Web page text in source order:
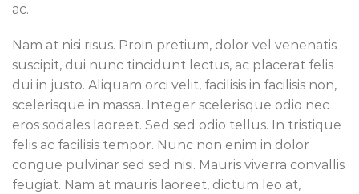
ac.
Nam at nisi risus. Proin pretium, dolor vel venenatis
suscipit, dui nunc tincidunt lectus, ac placerat felis
dui in justo. Aliquam orci velit, facilisis in facilisis non,
scelerisque in massa. Integer scelerisque odio nec
eros sodales laoreet. Sed sed odio tellus. In tristique
felis ac facilisis tempor. Nunc non enim in dolor
congue pulvinar sed sed nisi. Mauris viverra convallis
feugiat. Nam at mauris laoreet, dictum leo at,